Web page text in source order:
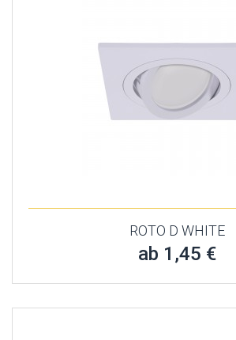
ROTO D WHITE
ab 1,45 €